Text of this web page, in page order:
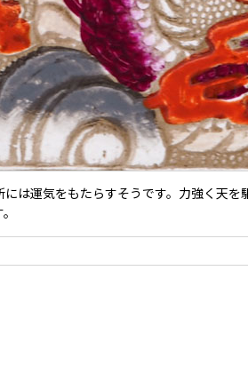
は運気をもたらすそうです。力強く天